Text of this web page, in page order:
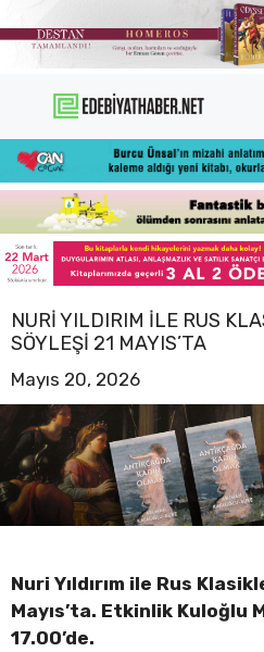
atla
NURI YILDIRIM ILE RUS
SÖYLEŞI 21 MAYIS’TA
Mayıs 20, 2026
Nuri Yıldırım ile Rus
Mayıs’ta. Etkinlik Kuloğlu
17.00’de.